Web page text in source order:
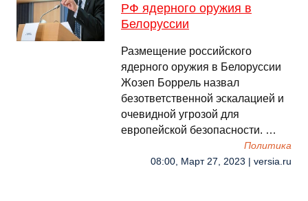
РФ ядерного оружия в
Белоруссии
Размещение российского
ядерного оружия в Белоруссии
Жозеп Боррель назвал
безответственной эскалацией и
очевидной угрозой для
европейской безопасности. …
Политика
08:00, Март 27, 2023 | versia.ru